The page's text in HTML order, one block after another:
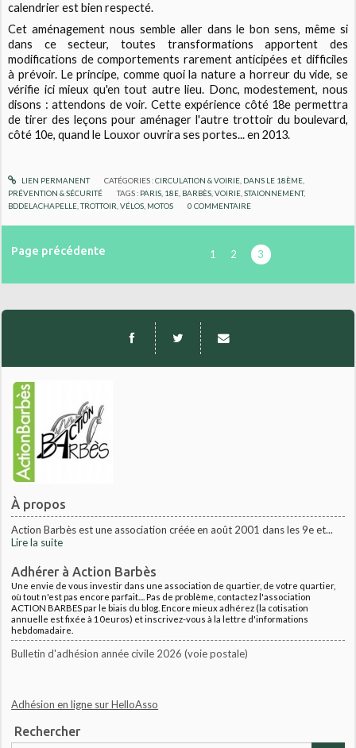
À propos
Action Barbès est une association créée en août 2001 dans les 9e et...
Lire la suite
Adhérer à Action Barbès
Une envie de vous investir dans une association de quartier, de votre quartier,
où tout n'est pas encore parfait.... Pas de problème, contactez l'association
ACTION BARBES par le biais du blog. Encore mieux adhérez (la cotisation
annuelle est fixée à 10euros) et inscrivez-vous à la lettre d'informations
hebdomadaire.
Bulletin d'adhésion année civile 2026 (voie postale)
Adhésion en ligne sur HelloAsso
Rechercher
calendrier est bien respecté.
Cet aménagement nous semble aller dans le bon sens, même si
dans ce secteur, toutes transformations apportent des
modifications de comportements rarement anticipées et difficiles
à prévoir. Le principe, comme quoi la nature a horreur du vide, se
vérifie ici mieux qu'en tout autre lieu. Donc, modestement, nous
disons : attendons de voir. Cette expérience côté 18e permettra
de tirer des leçons pour aménager l'autre trottoir du boulevard,
côté 10e, quand le Louxor ouvrira ses portes... en 2013.
LIEN PERMANENT CATÉGORIES :CIRCULATION & VOIRIE, DANS LE 18ÈME,
PRÉVENTION & SÉCURITÉ
TAGS : PARIS, 18E, BARBÈS,VOIRIE,STAIONNEMENT,
BDDELACHAPELLE,TROTTOIR,VÉLOS, MOTOS 0 COMMENTAIRE
Page précédente 1 2 3